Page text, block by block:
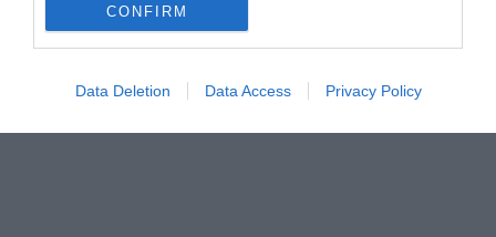
CONFIRM
Data Deletion Data Access Privacy Policy